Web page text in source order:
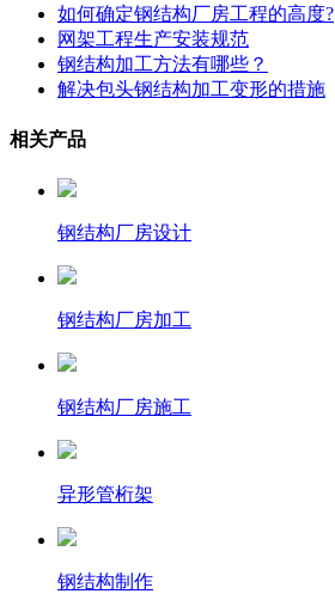
如何确定钢结构厂房工程的高度?
网架工程生产安装规范
钢结构加工方法有哪些？
解决包头钢结构加工变形的措施
相关产品
钢结构厂房设计
钢结构厂房加工
钢结构厂房施工
异形管桁架
钢结构制作